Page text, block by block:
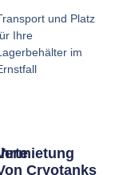
und Platz
Ihre
im
Cryotanks